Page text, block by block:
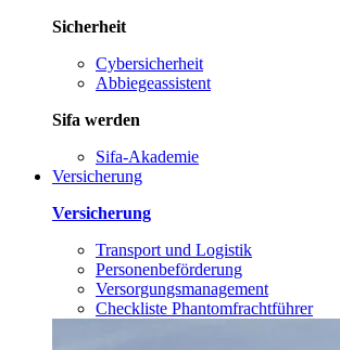
Sicherheit
Cybersicherheit
Abbiegeassistent
Sifa werden
Sifa-Akademie
Versicherung
Versicherung
Transport und Logistik
Personenbeförderung
Versorgungsmanagement
Checkliste Phantomfrachtführer